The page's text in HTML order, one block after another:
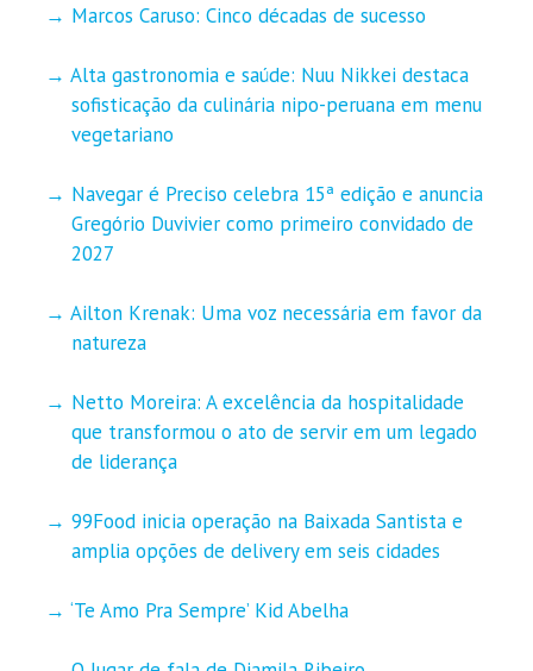
Marcos Caruso: Cinco décadas de sucesso
Alta gastronomia e saúde: Nuu Nikkei destaca
sofisticação da culinária nipo-peruana em menu
vegetariano
Navegar é Preciso celebra 15ª edição e anuncia
Gregório Duvivier como primeiro convidado de
2027
Ailton Krenak: Uma voz necessária em favor da
natureza
Netto Moreira: A excelência da hospitalidade
que transformou o ato de servir em um legado
de liderança
99Food inicia operação na Baixada Santista e
amplia opções de delivery em seis cidades
‘Te Amo Pra Sempre’ Kid Abelha